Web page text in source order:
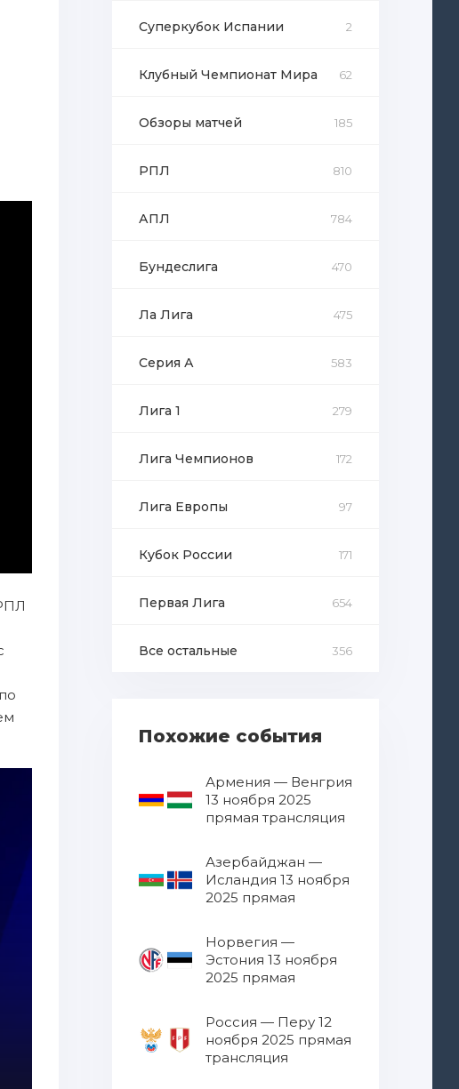
Суперкубок Испании 2
Клубный Чемпионат Мира 62
Обзоры матчей 185
РПЛ 810
АПЛ 784
Бундеслига 470
Ла Лига 475
Серия А 583
Лига 1 279
Лига Чемпионов 172
Лига Европы 97
Кубок России 171
Первая Лига 654
Все остальные 356
Похожие события
Армения — Венгрия
13 ноября 2025
прямая трансляция
Азербайджан —
Исландия 13 ноября
2025 прямая
Норвегия —
Эстония 13 ноября
2025 прямая
Россия — Перу 12
ноября 2025 прямая
трансляция